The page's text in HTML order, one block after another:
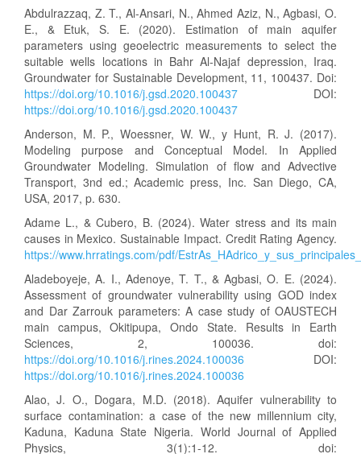
Abdulrazzaq, Z. T., Al-Ansari, N., Ahmed Aziz, N., Agbasi, O.
E., & Etuk, S. E. (2020). Estimation of main aquifer
parameters using geoelectric measurements to select the
suitable wells locations in Bahr Al-Najaf depression, Iraq.
Groundwater for Sustainable Development, 11, 100437. Doi:
https://doi.org/10.1016/j.gsd.2020.100437 DOI:
https://doi.org/10.1016/j.gsd.2020.100437
Anderson, M. P., Woessner, W. W., y Hunt, R. J. (2017).
Modeling purpose and Conceptual Model. In Applied
Groundwater Modeling. Simulation of flow and Advective
Transport, 3nd ed.; Academic press, Inc. San Diego, CA,
USA, 2017, p. 630.
Adame L., & Cubero, B. (2024). Water stress and its main
causes in Mexico. Sustainable Impact. Credit Rating Agency.
https://www.hrratings.com/pdf/
Aladeboyeje, A. I., Adenoye, T. T., & Agbasi, O. E. (2024).
Assessment of groundwater vulnerability using GOD index
and Dar Zarrouk parameters: A case study of OAUSTECH
main campus, Okitipupa, Ondo State. Results in Earth
Sciences, 2, 100036. doi:
https://doi.org/10.1016/j.rines.2024.100036 DOI:
https://doi.org/10.1016/j.rines.2024.100036
Alao, J. O., Dogara, M.D. (2018). Aquifer vulnerability to
surface contamination: a case of the new millennium city,
Kaduna, Kaduna State Nigeria. World Journal of Applied
Physics, 3(1):1-12. doi: